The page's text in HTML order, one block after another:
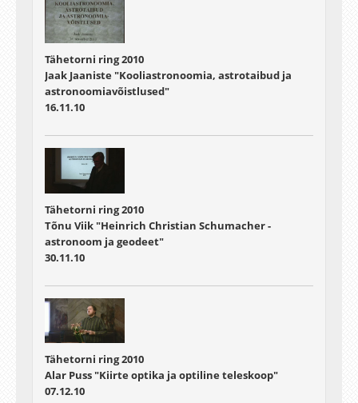
Tähetorni ring 2010
Jaak Jaaniste "Kooliastronoomia, astrotaibud ja
astronoomiavõistlused"
16.11.10
Tähetorni ring 2010
Tõnu Viik "Heinrich Christian Schumacher -
astronoom ja geodeet"
30.11.10
Tähetorni ring 2010
Alar Puss "Kiirte optika ja optiline teleskoop"
07.12.10